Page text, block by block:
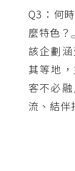
Q3：何
麼特色？
該企劃
其等地
客不必
流、結伴